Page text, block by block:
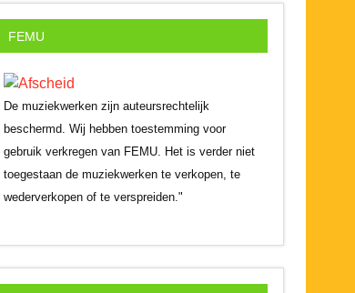
FEMU
De muziekwerken zijn auteursrechtelijk
beschermd. Wij hebben toestemming voor
gebruik verkregen van FEMU. Het is verder niet
toegestaan de muziekwerken te verkopen, te
wederverkopen of te verspreiden."